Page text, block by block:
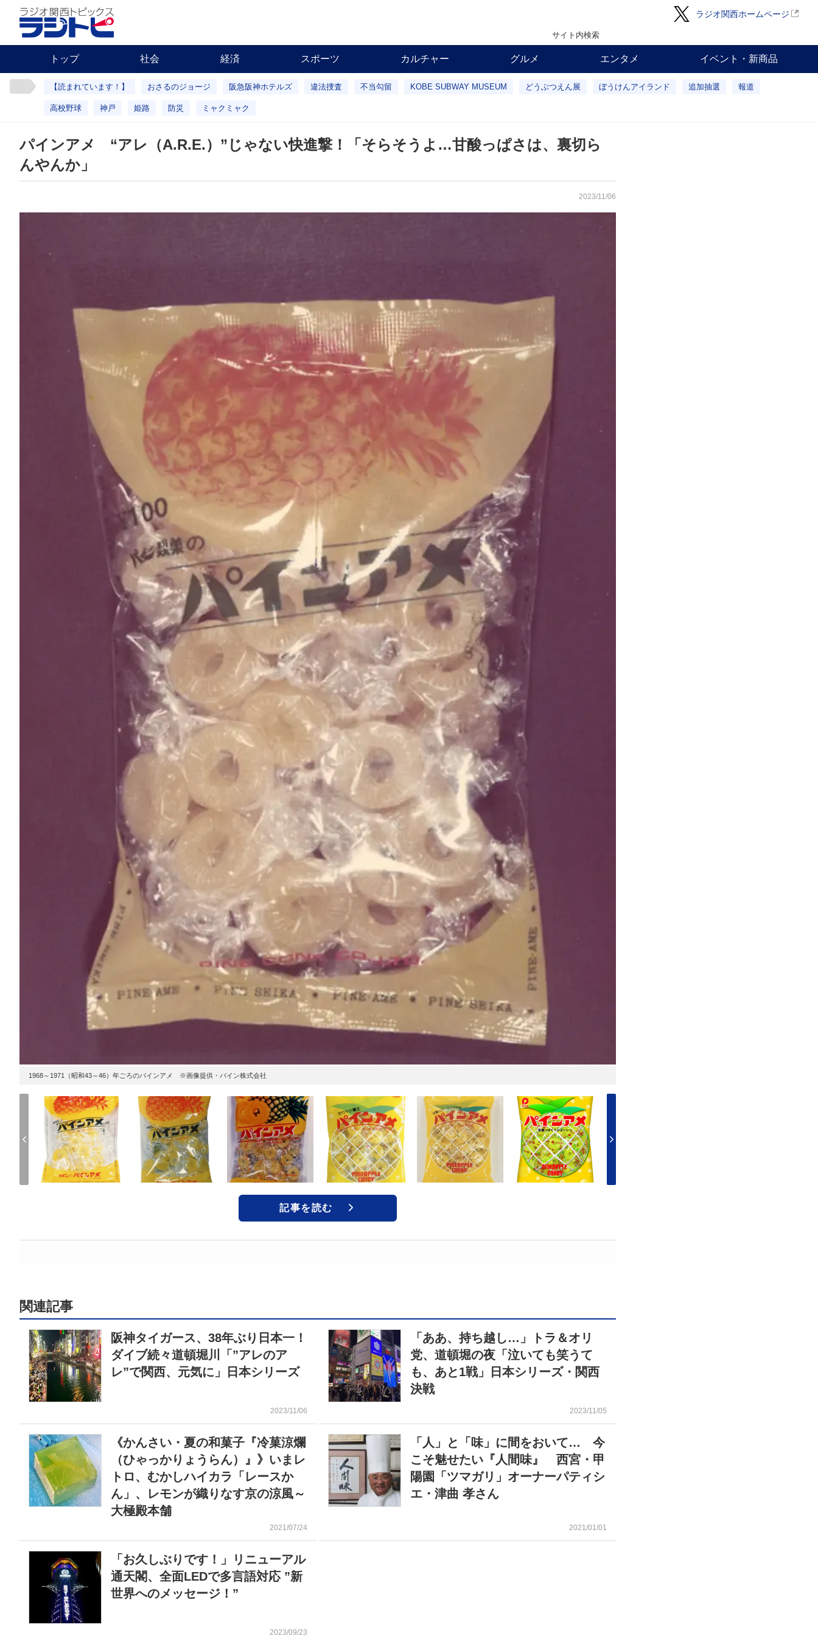
ラジオ関西ホームページ
サイト内検索
トップ 社会 経済 スポーツ カルチャー グルメ エンタメ イベント・新商品
【読まれています！】 おさるのジョージ 阪急阪神ホテルズ 違法捜査 不当勾留 KOBE SUBWAY MUSEUM どうぶつえん展 ぼうけんアイランド 追加抽選 報道
高校野球 神戸 姫路 防災 ミャクミャク
パインアメ “アレ（A.R.E.）”じゃない快進撃！「そらそうよ…甘酸っぱさは、裏切ら
んやんか」
2023/11/06
1968～1971（昭和43～46）年ごろのパインアメ ※画像提供・パイン株式会社
記事を読む
関連記事
阪神タイガース、38年ぶり日本一！
ダイブ続々道頓堀川「”アレのア
レ”で関西、元気に」日本シリーズ
2023/11/06
「ああ、持ち越し…」トラ＆オリ
党、道頓堀の夜「泣いても笑うて
も、あと1戦」日本シリーズ・関西
決戦
2023/11/05
《かんさい・夏の和菓子『冷菓涼爛
（ひゃっかりょうらん）』》いまレ
トロ、むかしハイカラ「レースか
ん」、レモンが織りなす京の涼風～
大極殿本舗
2021/07/24
「人」と「味」に間をおいて… 今
こそ魅せたい『人間味』 西宮・甲
陽園「ツマガリ」オーナーパティシ
エ・津曲 孝さん
2021/01/01
「お久しぶりです！」リニューアル
通天閣、全面LEDで多言語対応 ”新
世界へのメッセージ！”
2023/09/23